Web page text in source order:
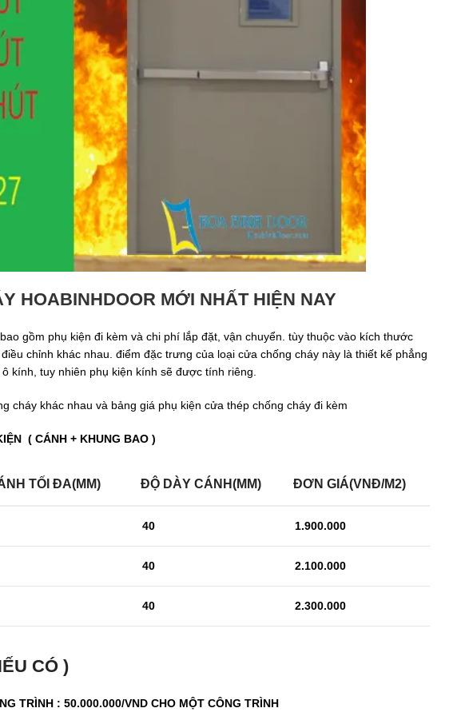
HOABINHDOOR MỚI NHẤT HIỆN NAY
gồm phụ kiện đi kèm và chi phí lắp đặt, vận chuyển. tùy thuộc vào kích thước
chỉnh khác nhau. điểm đặc trưng của loại cửa chống cháy này là thiết kế phẳng
kính, tuy nhiên phụ kiện kính sẽ được tính riêng.
cháy khác nhau và bảng giá phụ kiện cửa thép chống cháy đi kèm
( CÁNH + KHUNG BAO )
TỐI ĐA(MM) ĐỘ DÀY CÁNH(MM) ĐƠN GIÁ(VNĐ/M2)
40 1.900.000
40 2.100.000
40 2.300.000
CÓ )
TRÌNH : 50.000.000/VND CHO MỘT CÔNG TRÌNH